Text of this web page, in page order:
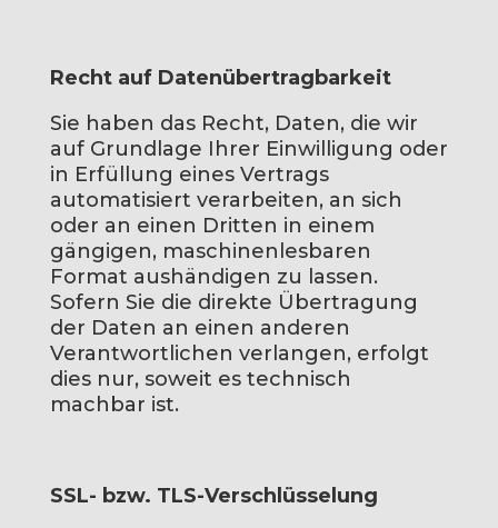
Recht auf Datenübertragbarkeit
Sie haben das Recht, Daten, die wir
auf Grundlage Ihrer Einwilligung oder
in Erfüllung eines Vertrags
automatisiert verarbeiten, an sich
oder an einen Dritten in einem
gängigen, maschinenlesbaren
Format aushändigen zu lassen.
Sofern Sie die direkte Übertragung
der Daten an einen anderen
Verantwortlichen verlangen, erfolgt
dies nur, soweit es technisch
machbar ist.
SSL- bzw. TLS-Verschlüsselung